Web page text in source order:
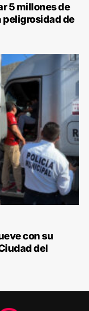
5 millones de
peligrosidad de
con su
del